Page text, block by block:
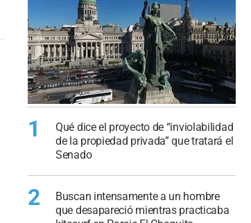
1
Qué dice el proyecto de “inviolabilidad
de la propiedad privada” que tratará el
Senado
2
Buscan intensamente a un hombre
que desapareció mientras practicaba